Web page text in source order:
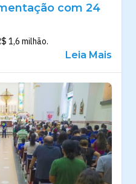
com 24
1,6 milhão.
Leia Mais